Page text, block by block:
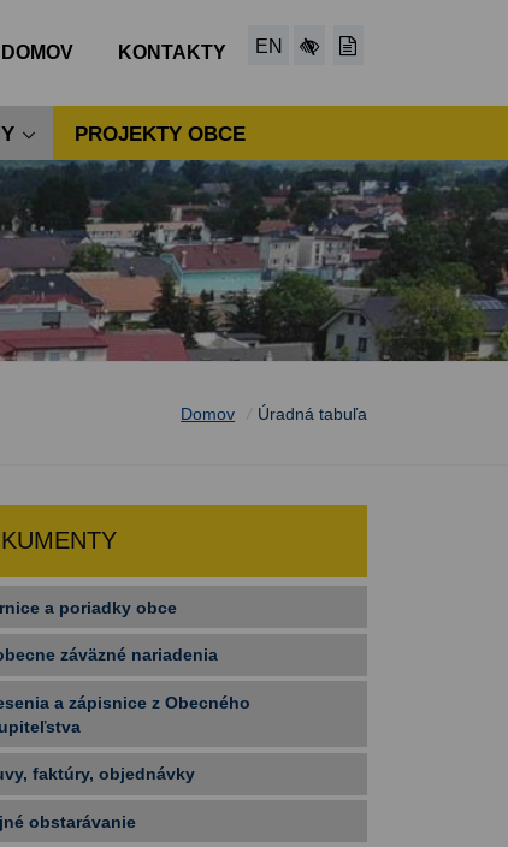
DOMOV KONTAKTY EN
PROJEKTY OBCE
Domov / Úradná tabuľa
a poriadky obce
záväzné nariadenia
a zápisnice z Obecného
faktúry, objednávky
obstarávanie